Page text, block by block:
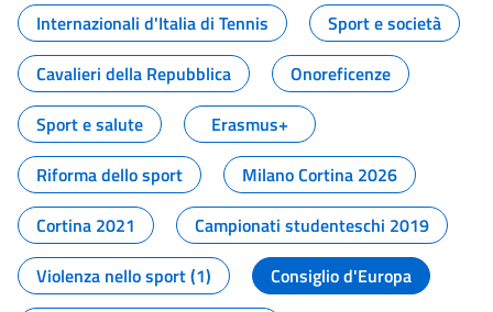
Internazionali d'Italia di Tennis
Sport e società
Cavalieri della Repubblica
Onoreficenze
Sport e salute
Erasmus+
Riforma dello sport
Milano Cortina 2026
Cortina 2021
Campionati studenteschi 2019
Violenza nello sport (1)
Consiglio d'Europa